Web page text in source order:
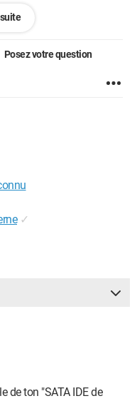
externe connectland,
dur externe
correctement !
Posez votre question
✓
de ton "SATA IDE de